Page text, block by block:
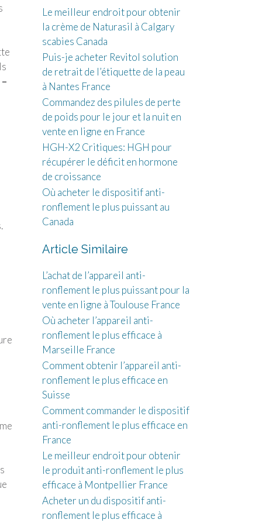
Le meilleur endroit pour obtenir
la crème de Naturasil à Calgary
scabies Canada
Puis-je acheter Revitol solution
de retrait de l’étiquette de la peau
à Nantes France
Commandez des pilules de perte
de poids pour le jour et la nuit en
vente en ligne en France
HGH-X2 Critiques: HGH pour
récupérer le déficit en hormone
de croissance
Où acheter le dispositif anti-
ronflement le plus puissant au
Canada
Article Similaire
L’achat de l’appareil anti-
ronflement le plus puissant pour la
vente en ligne à Toulouse France
Où acheter l’appareil anti-
ronflement le plus efficace à
Marseille France
Comment obtenir l’appareil anti-
ronflement le plus efficace en
Suisse
Comment commander le dispositif
anti-ronflement le plus efficace en
France
Le meilleur endroit pour obtenir
le produit anti-ronflement le plus
efficace à Montpellier France
Acheter un du dispositif anti-
ronflement le plus efficace à